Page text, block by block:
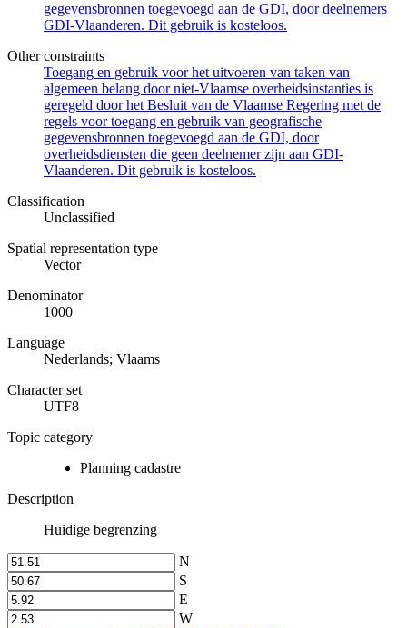
gegevensbronnen toegevoegd aan de GDI, door deelnemers
GDI-Vlaanderen. Dit gebruik is kosteloos.
Other constraints
Toegang en gebruik voor het uitvoeren van taken van
algemeen belang door niet-Vlaamse overheidsinstanties is
geregeld door het Besluit van de Vlaamse Regering met de
regels voor toegang en gebruik van geografische
gegevensbronnen toegevoegd aan de GDI, door
overheidsdiensten die geen deelnemer zijn aan GDI-
Vlaanderen. Dit gebruik is kosteloos.
Classification
Unclassified
Spatial representation type
Vector
Denominator
1000
Language
Nederlands; Vlaams
Character set
UTF8
Topic category
Planning cadastre
Description
Huidige begrenzing
N
S
E
W